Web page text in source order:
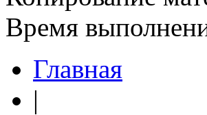
Время
Главная
|